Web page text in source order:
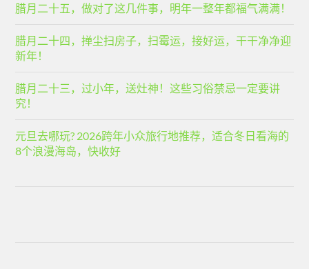
腊月二十五，做对了这几件事，明年一整年都福气满满！
腊月二十四，掸尘扫房子，扫霉运，接好运，干干净净迎
新年！
腊月二十三，过小年，送灶神！这些习俗禁忌一定要讲
究！
元旦去哪玩? 2026跨年小众旅行地推荐，适合冬日看海的
8个浪漫海岛，快收好